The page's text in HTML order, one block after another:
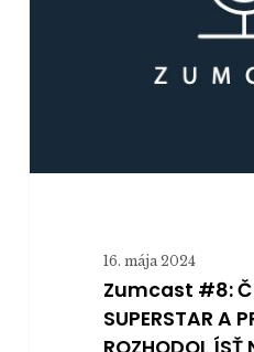
Martin
16. mája 2024
Zumcast #8:
SUPERSTAR A